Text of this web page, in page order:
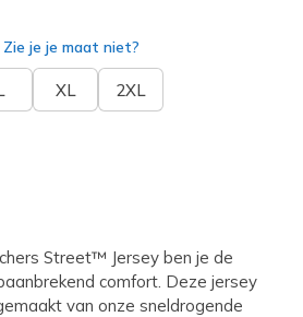
Zie je je maat niet?
XL 2XL
Street™ Jersey ben je de
comfort. Deze jersey
van onze sneldrogende